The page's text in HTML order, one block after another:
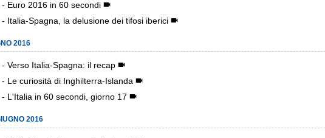
- Euro 2016 in 60 secondi
- Italia-Spagna, la delusione dei tifosi iberici
2016
- Verso Italia-Spagna: il recap
- Le curiosità di Inghilterra-Islanda
- L'Italia in 60 secondi, giorno 17
2016